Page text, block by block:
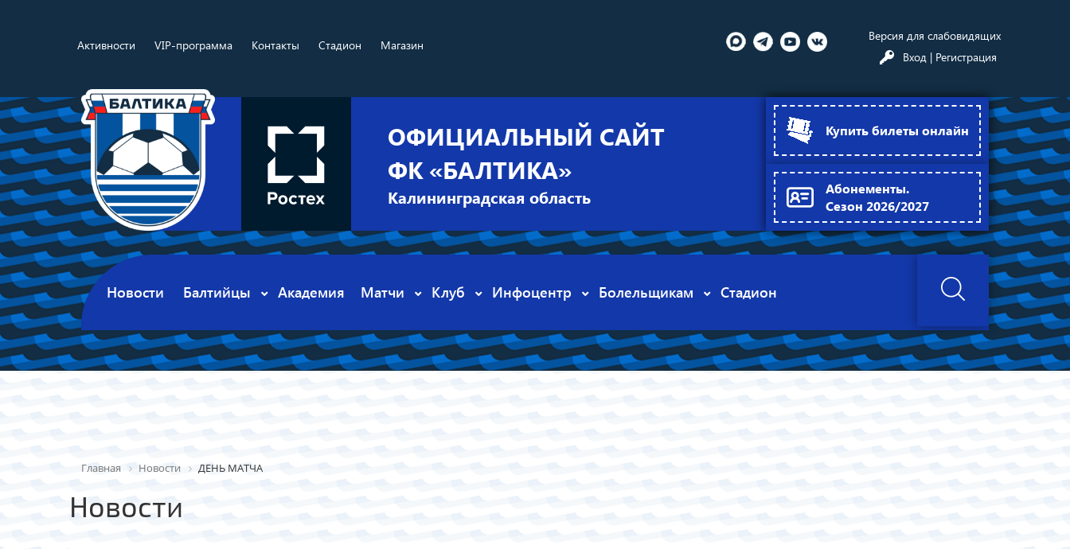
Активности VIP-программа Контакты Стадион Магазин
Версия для слабовидящих
Вход | Регистрация
ОФИЦИАЛЬНЫЙ САЙТ
ФК «БАЛТИКА»
Калининградская область
Купить билеты онлайн
Абонементы.
Сезон 2026/2027
Новости Балтийцы Академия Матчи Клуб Инфоцентр Болельщикам Стадион
Главная Новости ДЕНЬ МАТЧА
Новости